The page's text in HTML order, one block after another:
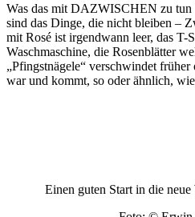
Was das mit DAZWISCHEN zu tun
sind das Dinge, die nicht bleiben –
mit Rosé ist irgendwann leer, das T-
Waschmaschine, die Rosenblätter
„Pfingstnägele“ verschwindet
war und kommt, so oder ähnlich,
Einen guten Start in die